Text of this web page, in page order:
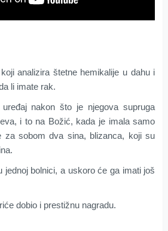
analizira štetne hemikalije u dahu i
li imate rak.
nakon što je njegova supruga
i to na Božić, kada je imala samo
za sobom dva sina, blizanca, koji su
jednoj bolnici, a uskoro će ga imati još
dobio i prestižnu nagradu.